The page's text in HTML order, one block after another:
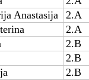
Anastasija
2.A
2.A
2.B
2.B
2.B